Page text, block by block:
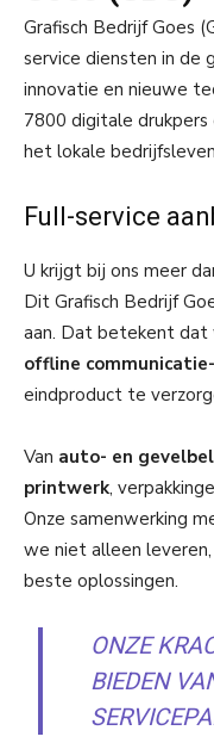
Grafisch Bedrijf Goes
service diensten in de
innovatie en nieuwe
7800 digitale drukpers
het lokale
Full-service
U krijgt bij ons meer
Dit Grafisch Bedrijf
aan. Dat betekent dat
offline
eindproduct te
Van auto- en
printwerk,
Onze samenwerking
we niet alleen
beste oplossingen.
ONZE
BIEDEN